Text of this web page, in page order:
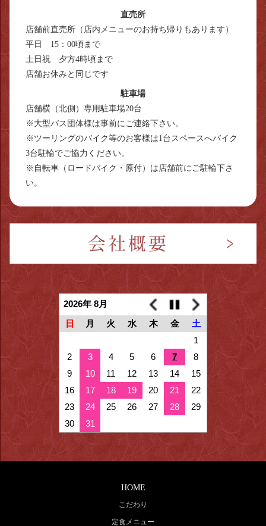
直売所
店舗前直売所（店内メニューのお持ち帰りもあります）
平日 15：00頃まで
土日祝 夕方4時頃まで
店舗お休みと同じです
駐車場
店舗横（北側）専用駐車場20台
※大型バス団体様は事前にご連絡下さい。
※ツーリングのバイク等のお客様は1台スペースへバイク
3台駐輪でご協力ください。
※自転車（ロードバイク・原付）は店舗前にご駐輪下さ
い。
2026年 8月
日
月 火 水 木 金
土
1
2
3 4 5 6 7
8
9
10 11 12 13 14
15
16
17 18 19 20 21
22
23
24 25 26 27 28
29
30
31
HOME
こだわり
定食メニュー